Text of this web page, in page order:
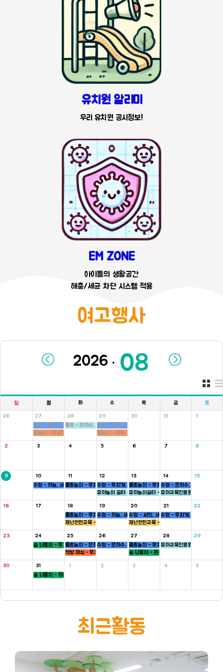
유치원 알리미
우리 유치원 공시정보!
EM ZONE
아이들의 생활공간
해충/세균 차단 시스템 적용
여고행사
.
일 월 화 수 목 금 토
26
27
수영 - 하늘, 새싹반
몸놀이 - 무지개, 씨앗반
28
물총 - 은하수, 새싹, 병아리반
29
수영 - 무지개, 씨앗반
몸놀이 - 하늘, 새싹반
30 31 1
2 3 4 5 6 7 8
9
10
수영 - 하늘, 새싹반
11
물총놀이 - 무지개, 새싹, 병아리반
12
수영 - 무지개, 씨앗반
유아놀이 꿈터 - 은하수, 하늘반
13
물총놀이 - 무지개, 씨앗, 하늘반
유아놀이꿈터 - 무지개반
14
수영 - 은하수, 병아리반
유아교육진흥원 - 씨앗반
15
16 17
18
물총놀이 - 무지개, 새싹, 병아리반
재난안전교육 - 5세
19
수영 - 하늘, 새싹반
20
수영 - 씨앗, 새싹반
재난안전교육 - 5세
21
수영 - 무지개, 씨앗반
22
23
24
숲 나들이 - 무지개, 씨앗반
25
물총놀이 - 은하수, 새싹, 병아리반
책방 마실 - 무지개 ,하늘반
26
수영 - 은하수, 병아리반
27
물총놀이 - 무지개, 씨앗, 하늘반
숲 나들이 - 은하수, 병아리반
28
유아교육진흥원 - 새싹반
29
30
31
숲 나들이 - 하늘, 새싹반
1 2 3 4 5
최근활동